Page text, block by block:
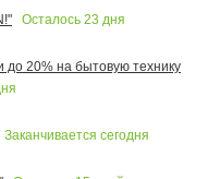
Осталось 23 дня
20% на бытовую технику
Заканчивается сегодня